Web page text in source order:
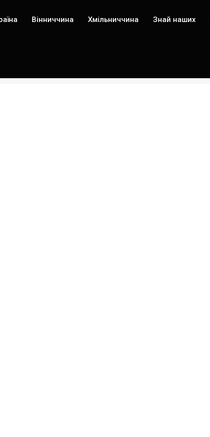
Вінниччина Хмільниччина Знай наших